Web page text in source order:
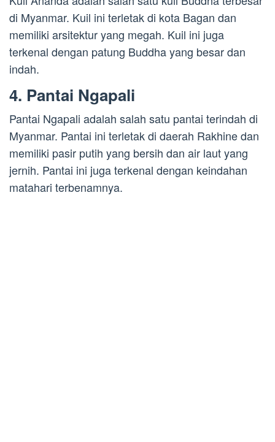
di Myanmar. Kuil ini terletak di kota Bagan dan
memiliki arsitektur yang megah. Kuil ini juga
terkenal dengan patung Buddha yang besar dan
indah.
4. Pantai Ngapali
Pantai Ngapali adalah salah satu pantai terindah di
Myanmar. Pantai ini terletak di daerah Rakhine dan
memiliki pasir putih yang bersih dan air laut yang
jernih. Pantai ini juga terkenal dengan keindahan
matahari terbenamnya.